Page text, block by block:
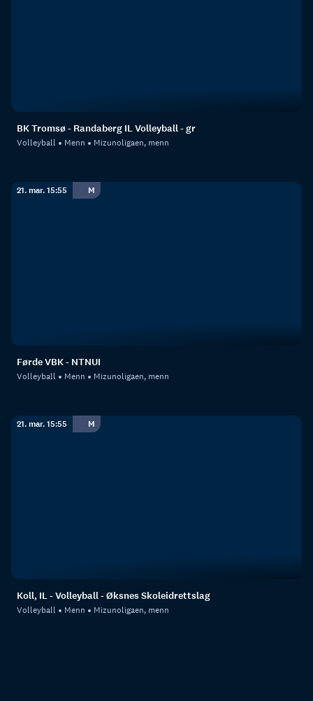
BK Tromsø - Randaberg IL Volleyball - gr
Volleyball Menn Mizunoligaen, menn
21. mar. 15:55 M
Førde VBK - NTNUI
Volleyball Menn Mizunoligaen, menn
21. mar. 15:55 M
Koll, IL - Volleyball - Øksnes Skoleidrettslag
Volleyball Menn Mizunoligaen, menn